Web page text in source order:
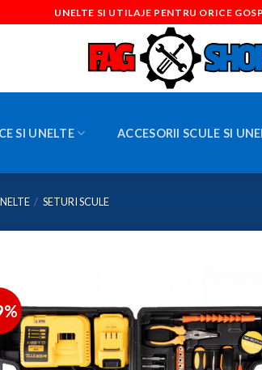
UNELTE SI UTILAJE PENTRU ORICE
SI UNELTE ACCESORII SCULE SI
/ SETURI SCULE